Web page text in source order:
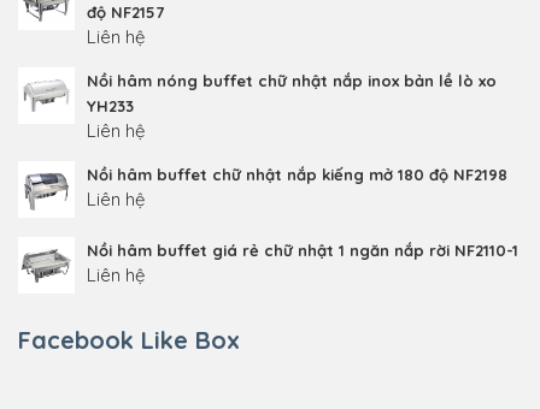
độ NF2157
Liên hệ
Nồi hâm nóng buffet chữ nhật nắp inox bản lề lò xo
YH233
Liên hệ
Nồi hâm buffet chữ nhật nắp kiếng mở 180 độ NF2198
Liên hệ
Nồi hâm buffet giá rẻ chữ nhật 1 ngăn nắp rời NF2110-1
Liên hệ
Facebook Like Box